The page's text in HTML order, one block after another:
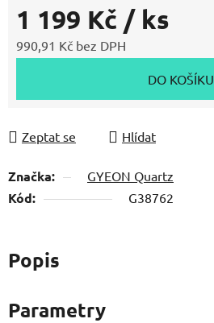
1 199 Kč / ks
990,91 Kč bez DPH
DO KOŠÍKU
Zeptat se Hlídat
Značka: GYEON Quartz
Kód: G38762
Popis
Parametry